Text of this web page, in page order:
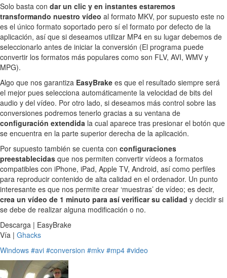
Solo basta con dar un clic y en instantes estaremos
transformando nuestro vídeo al formato MKV, por supuesto este no
es el único formato soportado pero sí el formato por defecto de la
aplicación, así que si deseamos utilizar MP4 en su lugar debemos de
seleccionarlo antes de iniciar la conversión (El programa puede
convertir los formatos más populares como son FLV, AVI, WMV y
MPG).
Algo que nos garantiza EasyBrake es que el resultado siempre será
el mejor pues selecciona automáticamente la velocidad de bits del
audio y del vídeo. Por otro lado, si deseamos más control sobre las
conversiones podremos tenerlo gracias a su ventana de
configuración extendida la cual aparece tras presionar el botón que
se encuentra en la parte superior derecha de la aplicación.
Por supuesto también se cuenta con configuraciones
preestablecidas que nos permiten convertir vídeos a formatos
compatibles con iPhone, iPad, Apple TV, Android, así como perfiles
para reproducir contenido de alta calidad en el ordenador. Un punto
interesante es que nos permite crear ‘muestras’ de vídeo; es decir,
crea un vídeo de 1 minuto para así verificar su calidad y decidir si
se debe de realizar alguna modificación o no.
Descarga | EasyBrake
Vía | Ghacks
Windows #avi #conversion #mkv #mp4 #video